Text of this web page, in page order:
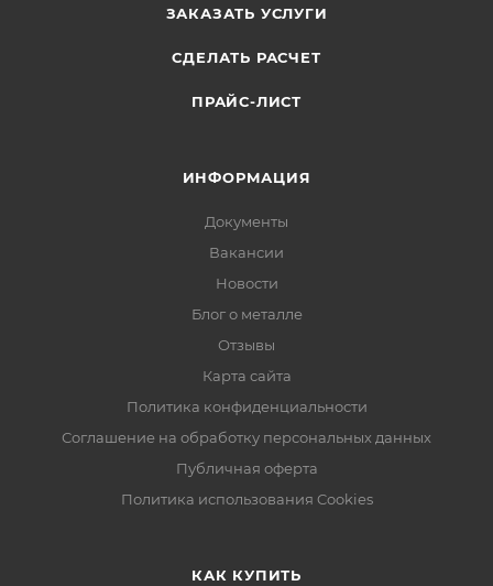
ЗАКАЗАТЬ УСЛУГИ
СДЕЛАТЬ РАСЧЕТ
ПРАЙС-ЛИСТ
ИНФОРМАЦИЯ
Документы
Вакансии
Новости
Блог о металле
Отзывы
Карта сайта
Политика конфиденциальности
Соглашение на обработку персональных данных
Публичная оферта
Политика использования Cookies
КАК КУПИТЬ